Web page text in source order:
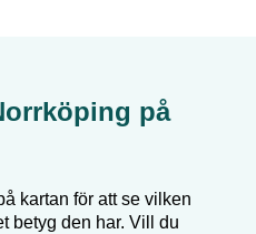
på
kartan för att se vilken
betyg den har. Vill du